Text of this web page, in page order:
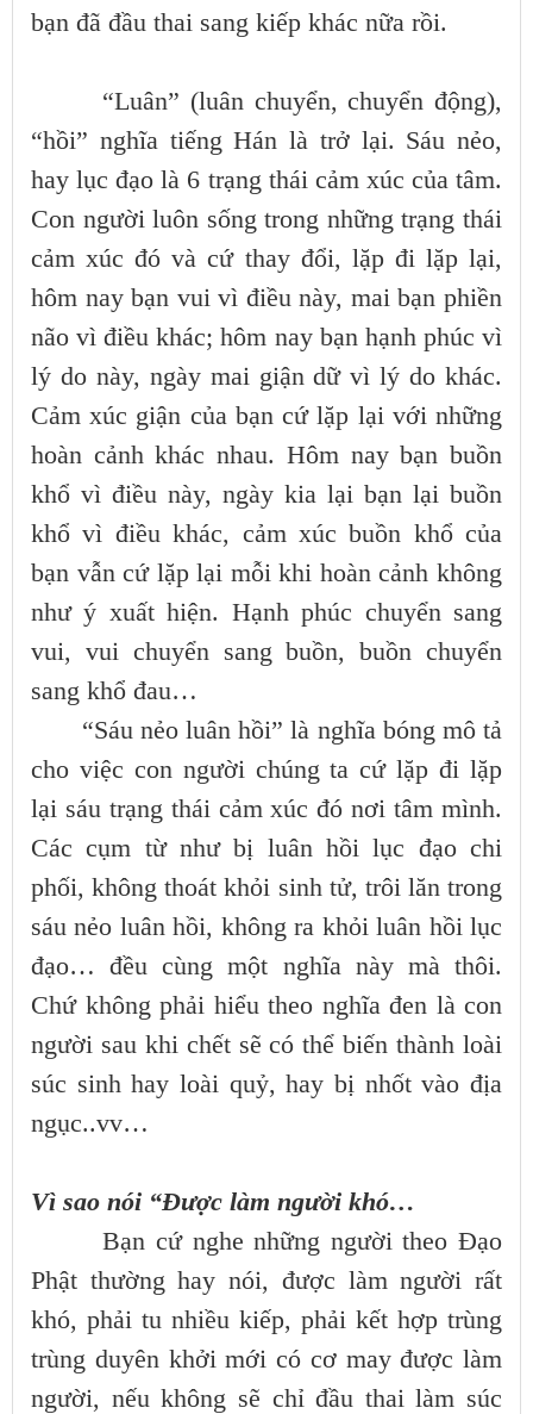
bạn đã đầu thai sang kiếp khác nữa rồi.
“Luân” (luân chuyển, chuyển động),
“hồi” nghĩa tiếng Hán là trở lại. Sáu nẻo,
hay lục đạo là 6 trạng thái cảm xúc của tâm.
Con người luôn sống trong những trạng thái
cảm xúc đó và cứ thay đổi, lặp đi lặp lại,
hôm nay bạn vui vì điều này, mai bạn phiền
não vì điều khác; hôm nay bạn hạnh phúc vì
lý do này, ngày mai giận dữ vì lý do khác.
Cảm xúc giận của bạn cứ lặp lại với những
hoàn cảnh khác nhau. Hôm nay bạn buồn
khổ vì điều này, ngày kia lại bạn lại buồn
khổ vì điều khác, cảm xúc buồn khổ của
bạn vẫn cứ lặp lại mỗi khi hoàn cảnh không
như ý xuất hiện. Hạnh phúc chuyển sang
vui, vui chuyển sang buồn, buồn chuyển
sang khổ đau…
“Sáu nẻo luân hồi” là nghĩa bóng mô tả
cho việc con người chúng ta cứ lặp đi lặp
lại sáu trạng thái cảm xúc đó nơi tâm mình.
Các cụm từ như bị luân hồi lục đạo chi
phối, không thoát khỏi sinh tử, trôi lăn trong
sáu nẻo luân hồi, không ra khỏi luân hồi lục
đạo… đều cùng một nghĩa này mà thôi.
Chứ không phải hiểu theo nghĩa đen là con
người sau khi chết sẽ có thể biến thành loài
súc sinh hay loài quỷ, hay bị nhốt vào địa
ngục..vv…
Vì sao nói “Được làm người khó…
Bạn cứ nghe những người theo Đạo
Phật thường hay nói, được làm người rất
khó, phải tu nhiều kiếp, phải kết hợp trùng
trùng duyên khởi mới có cơ may được làm
người, nếu không sẽ chỉ đầu thai làm súc